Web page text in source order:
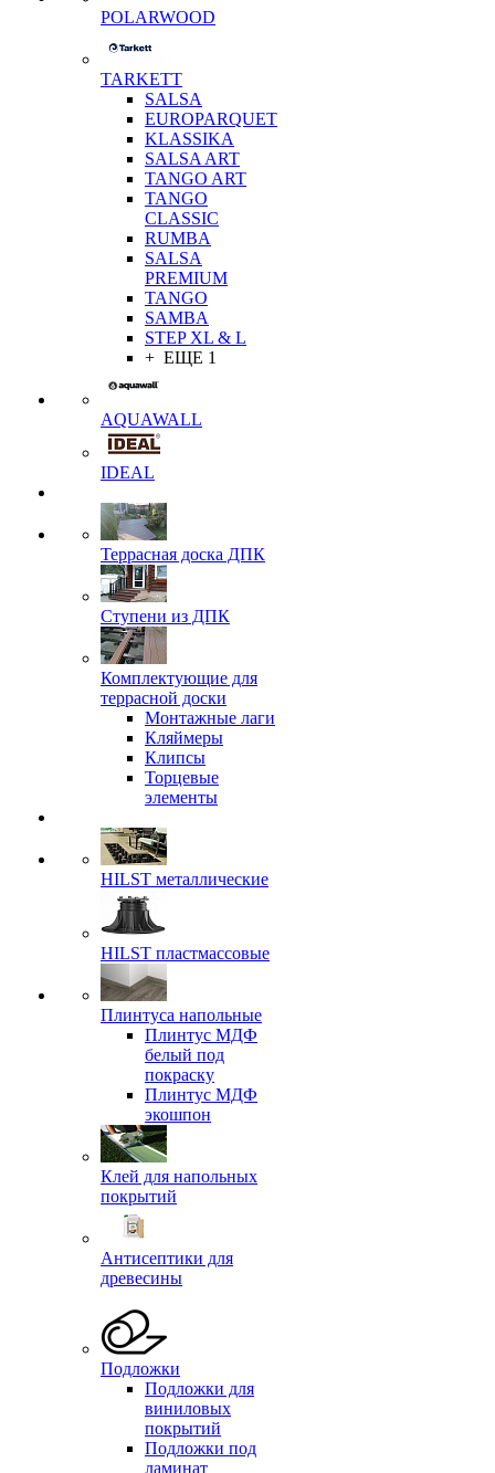
POLARWOOD
TARKETT
SALSA
EUROPARQUET
KLASSIKA
SALSA ART
TANGO ART
TANGO
CLASSIC
RUMBA
SALSA
PREMIUM
TANGO
SAMBA
STEP XL & L
+ ЕЩЕ 1
AQUAWALL
IDEAL
Террасная доска ДПК
Ступени из ДПК
Комплектующие для
террасной доски
Монтажные лаги
Кляймеры
Клипсы
Торцевые
элементы
HILST металлические
HILST пластмассовые
Плинтуса напольные
Плинтус МДФ
белый под
покраску
Плинтус МДФ
экошпон
Клей для напольных
покрытий
Антисептики для
древесины
Подложки
Подложки для
виниловых
покрытий
Подложки под
ламинат